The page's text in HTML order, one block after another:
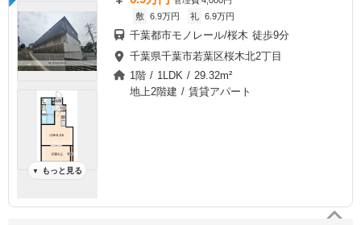
▼ もっと見る
敷 6.9万円 礼 6.9万円
千葉都市モノレール/桜木 徒歩9分
千葉県千葉市若葉区桜木北2丁目
1階 / 1LDK / 29.32m²
地上2階建 / 賃貸アパート